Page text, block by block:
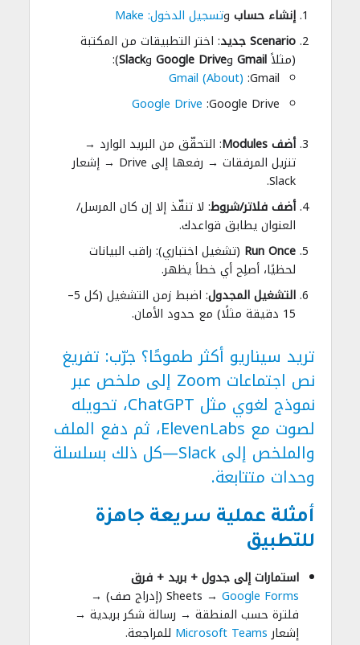
إنشاء حساب وتسجيل الدخول: Make
Scenario جديد
: اختر التطبيقات من المكتبة
(مثلاًGmail وGoogle Drive وSlack
):
Gmail:
Gmail (About)
Google Drive:
Google Drive
أضف Modules
: التحقّق من البريد الوارد →
تنزيل المرفقات → رفعها إلى Drive → إشعار
Slack.
أضف فلاتر/شروط: لا تنفّذ إلا إن كان المرسل/
العنوان يطابق قواعدك.
Run Once (تشغيل اختباري): راقب البيانات
لحظيًا، أصلِح أي خطأ يظهر.
التشغيل المجدول
: اضبط زمن التشغيل (كل 5–
15 دقيقة مثلًا) مع حدود الأمان.
تريد سيناريو أكثر طموحًا؟ جرّب: تفريغ
نص اجتماعات Zoom إلى ملخص عبر
نموذج لغوي مثل ChatGPT، تحويله
لصوت مع ElevenLabs، ثم دفع الملف
والملخص إلى Slack—كل ذلك بسلسلة
وحدات متتابعة.
أمثلة عملية سريعة جاهزة
للتطبيق
استمارات إلى جدول + بريد + فرق
Google Forms
→ Sheets (إدراج صف) →
فلترة حسب المنطقة → رسالة شكر بريدية →
إشعارMicrosoft Teams للمراجعة.